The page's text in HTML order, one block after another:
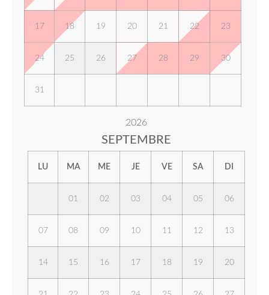
17 18 19 20 21 22 23
24 25 26 27 28 29 30
31
2026
SEPTEMBRE
LU MA ME JE VE SA DI
01 02 03 04 05 06
07 08 09 10 11 12 13
14 15 16 17 18 19 20